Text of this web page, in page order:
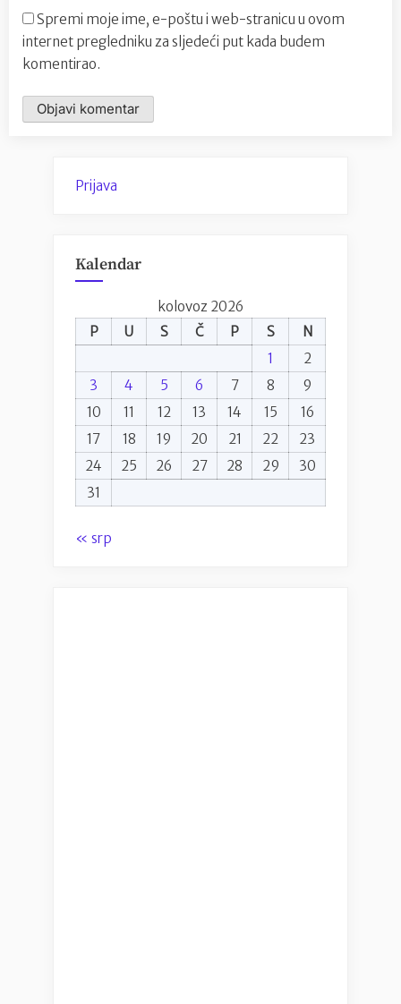
Spremi moje ime, e-poštu i web-stranicu u ovom
internet pregledniku za sljedeći put kada budem
komentirao.
Prijava
Kalendar
kolovoz 2026
P
U S Č P S
N
1
2
3
4 5 6 7 8
9
10
11 12 13 14 15
16
17
18 19 20 21 22
23
24
25 26 27 28 29
30
31
« srp